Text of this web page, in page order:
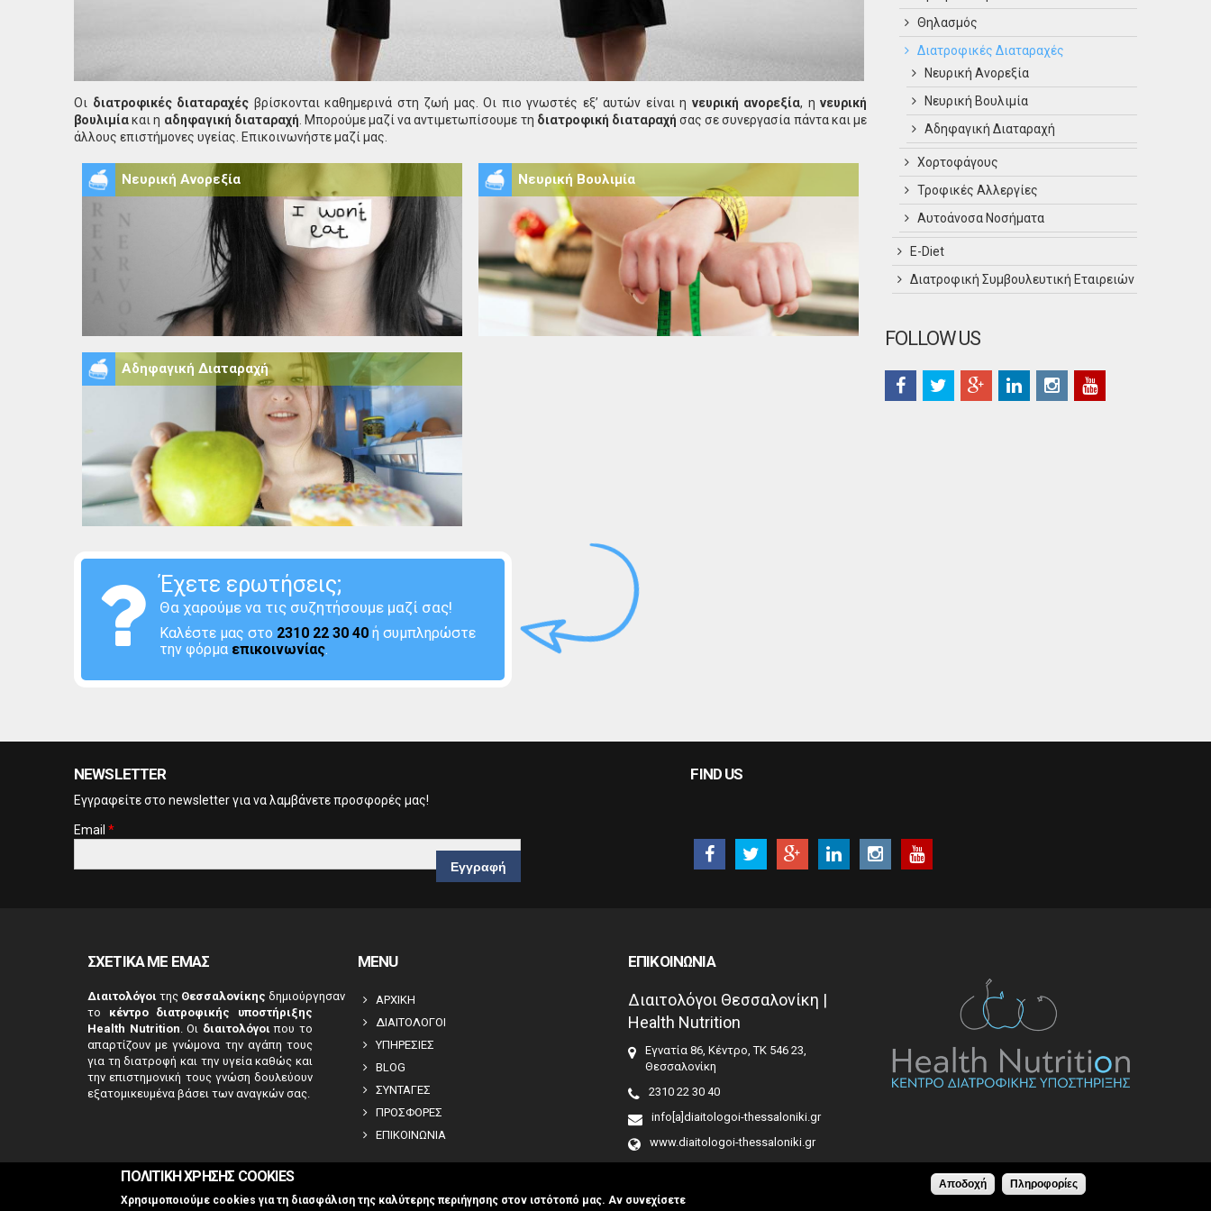
Οι διατροφικές διαταραχές βρίσκονται καθημερινά στη ζωή μας. Οι πιο γνωστές εξ’ αυτών είναι η νευρική ανορεξία, η νευρική
βουλιμίακαι η αδηφαγική διαταραχή . Μπορούμε μαζί να αντιμετωπίσουμε τη διατροφική διαταραχή σας σε συνεργασία πάντα και με
άλλους επιστήμονες υγείας. Επικοινωνήστε μαζί μας.
Νευρική Ανορεξία Νευρική Βουλιμία
Αδηφαγική Διαταραχή
Έχετε ερωτήσεις;
Θα χαρούμε να τις συζητήσουμε μαζί σας!
Καλέστε μας στο 2310 22 30 40 ή συμπληρώστε
την φόρμα επικοινωνίας.
Θηλασμός
Διατροφικές Διαταραχές
Νευρική Ανορεξία
Νευρική Βουλιμία
Αδηφαγική Διαταραχή
Χορτοφάγους
Τροφικές Αλλεργίες
Αυτοάνοσα Νοσήματα
Ε-Diet
Διατροφική Συμβουλευτική Εταιρειών
FOLLOW US
NEWSLETTER
Eγγραφείτε στο newsletter για να λαμβάνετε προσφορές μας!
Email *
whether or
human
visitor and to
prevent
automated
spam
submissions.
FIND US
ΣΧΕΤΙΚΑ ΜΕ ΕΜΑΣ
Διαιτολόγοι της Θεσσαλονίκης δημιούργησαν
το κέντρο διατροφικής υποστήριξης
Health Nutrition. Οι διαιτολόγοι που το
απαρτίζουν με γνώμονα την αγάπη τους
για τη διατροφή και την υγεία καθώς και
την επιστημονική τους γνώση δουλεύουν
εξατομικευμένα βάσει των αναγκών σας.
MENU
ΑΡΧΙΚΗ
ΔΙΑΙΤΟΛΟΓΟΙ
ΥΠΗΡΕΣΙΕΣ
BLOG
ΣΥΝΤΑΓΕΣ
ΠΡΟΣΦΟΡΕΣ
ΕΠΙΚΟΙΝΩΝΙΑ
ΕΠΙΚΟΙΝΩΝΙΑ
Διαιτολόγοι Θεσσαλονίκη |
Health Nutrition
Εγνατία 86, Κέντρο, ΤΚ 546 23,
Θεσσαλονίκη
2310 22 30 40
info[a]diaitologoi-thessaloniki.gr
www.diaitologoi-thessaloniki.gr
ΠΟΛΙΤΙΚΗ ΧΡΗΣΗΣ COOKIES
Χρησιμοποιούμε cookies για τη διασφάλιση της καλύτερης περιήγησης στον ιστότοπό μας. Αν συνεχίσετε
Αποδοχή Πληροφορίες